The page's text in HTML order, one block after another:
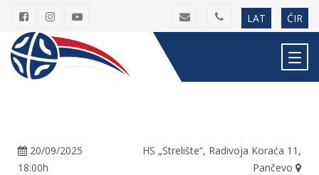
LAT ĆIR
20/09/2025
18:00h
HS „Strelište“, Radivoja Koraća 11,
Pančevo